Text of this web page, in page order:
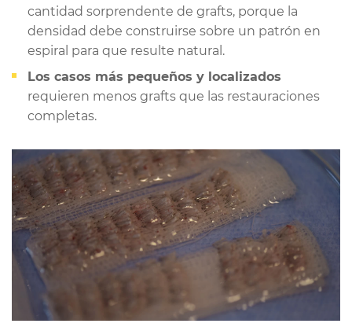
cantidad sorprendente de grafts, porque la
densidad debe construirse sobre un patrón en
espiral para que resulte natural.
Los casos más pequeños y localizados
requieren menos grafts que las restauraciones
completas.